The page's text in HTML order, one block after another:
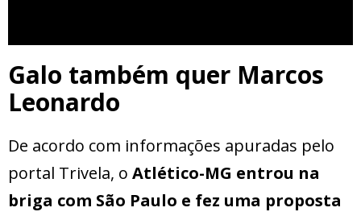
Galo também quer Marcos
Leonardo
De acordo com informações apuradas pelo
portal Trivela, o Atlético-MG entrou na
briga com São Paulo e fez uma proposta